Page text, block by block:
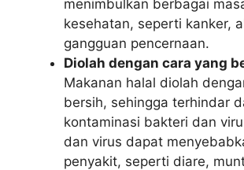
menimbulkan berbagai
kesehatan, seperti kanker,
gangguan pencernaan.
Diolah dengan cara yang
Makanan halal diolah
bersih, sehingga terhindar
kontaminasi bakteri dan
dan virus dapat
penyakit, seperti diare,